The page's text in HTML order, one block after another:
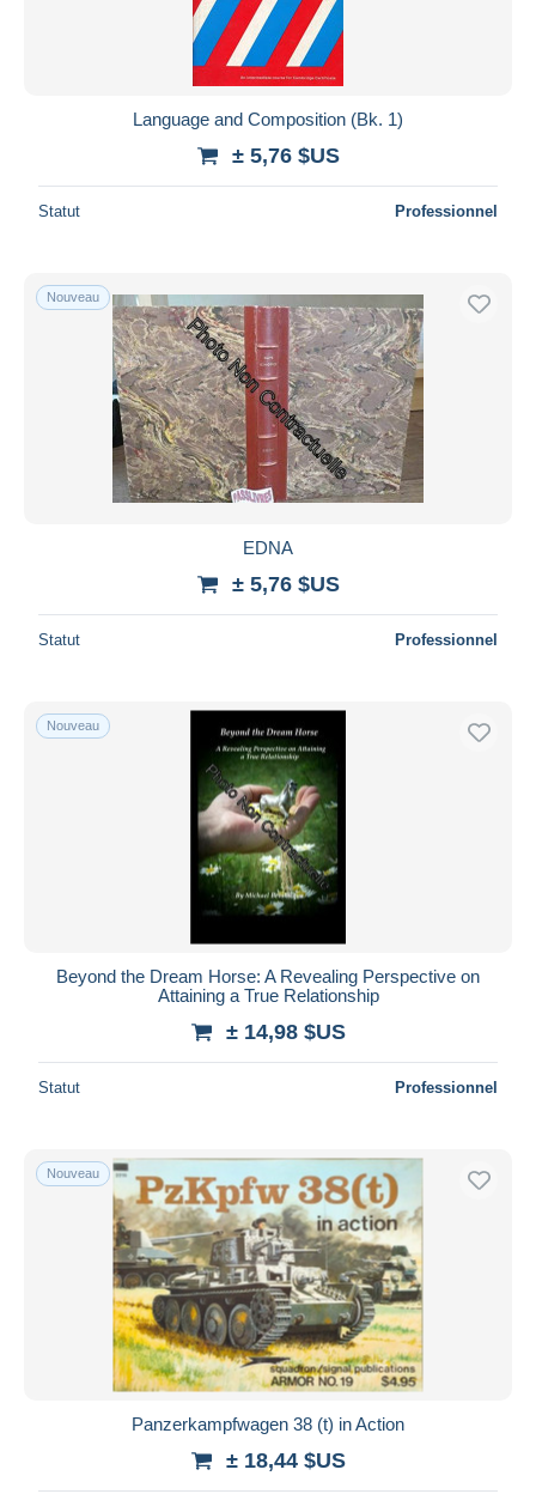
Language and Composition (Bk. 1)
± 5,76 $US
Statut Professionnel
Nouveau
EDNA
± 5,76 $US
Statut Professionnel
Nouveau
Beyond the Dream Horse: A Revealing Perspective on
Attaining a True Relationship
± 14,98 $US
Statut Professionnel
Nouveau
Panzerkampfwagen 38 (t) in Action
± 18,44 $US